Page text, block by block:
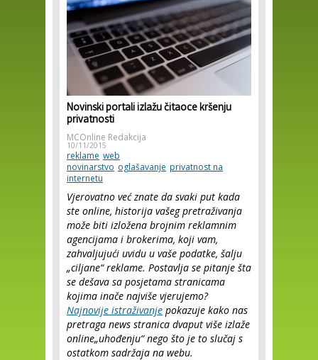
Novinski portali izlažu čitaoce kršenju
privatnosti
MCOnline Redakcija
10/11/2015
reklame web
novinarstvo oglašavanje privatnost na
internetu
Vjerovatno već znate da svaki put kada
ste online, historija vašeg pretraživanja
može biti izložena brojnim reklamnim
agencijama i brokerima, koji vam,
zahvaljujući uvidu u vaše podatke, šalju
„ciljane“ reklame. Postavlja se pitanje šta
se dešava sa posjetama stranicama
kojima inače najviše vjerujemo?
Najnovije istraživanje pokazuje kako nas
pretraga news stranica dvaput više izlaže
online„uhođenju“ nego što je to slučaj s
ostatkom sadržaja na webu.